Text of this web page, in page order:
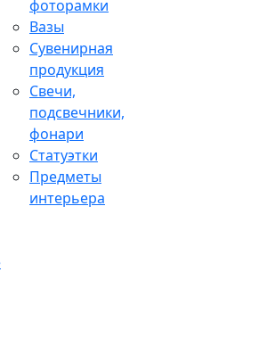
фоторамки
Вазы
Сувенирная
продукция
Свечи,
подсвечники,
фонари
Статуэтки
Предметы
интерьера